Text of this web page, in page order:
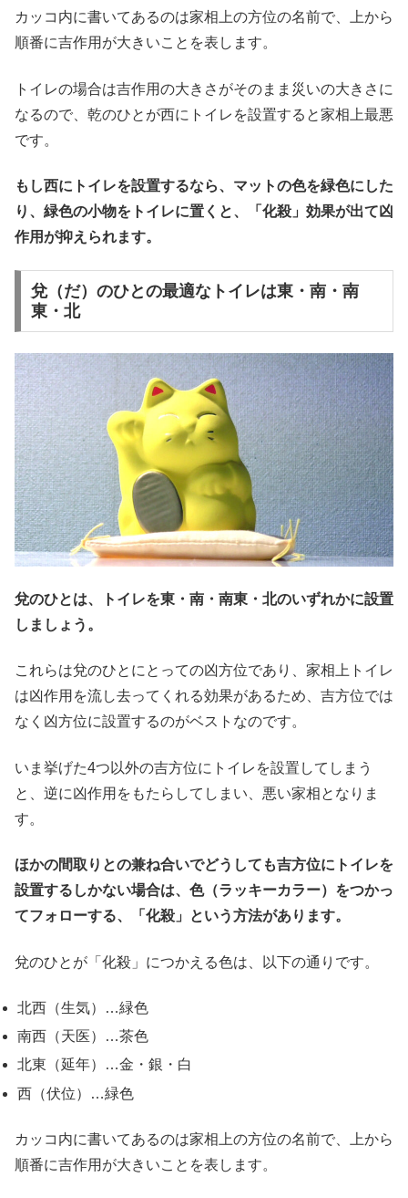
カッコ内に書いてあるのは家相上の方位の名前で、上から
順番に吉作用が大きいことを表します。
トイレの場合は吉作用の大きさがそのまま災いの大きさに
なるので、乾のひとが西にトイレを設置すると家相上最悪
です。
もし西にトイレを設置するなら、マットの色を緑色にした
り、緑色の小物をトイレに置くと、「化殺」効果が出て凶
作用が抑えられます。
兌（だ）のひとの最適なトイレは東・南・南
東・北
兌のひとは、トイレを東・南・南東・北のいずれかに設置
しましょう。
これらは兌のひとにとっての凶方位であり、家相上トイレ
は凶作用を流し去ってくれる効果があるため、吉方位では
なく凶方位に設置するのがベストなのです。
いま挙げた4つ以外の吉方位にトイレを設置してしまう
と、逆に凶作用をもたらしてしまい、悪い家相となりま
す。
ほかの間取りとの兼ね合いでどうしても吉方位にトイレを
設置するしかない場合は、色（ラッキーカラー）をつかっ
てフォローする、「化殺」という方法があります。
兌のひとが「化殺」につかえる色は、以下の通りです。
北西（生気）…緑色
南西（天医）…茶色
北東（延年）…金・銀・白
西（伏位）…緑色
カッコ内に書いてあるのは家相上の方位の名前で、上から
順番に吉作用が大きいことを表します。